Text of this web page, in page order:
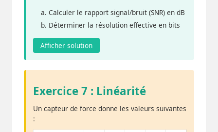
Calculer le rapport signal/bruit (SNR) en dB
Déterminer la résolution effective en bits
Afficher solution
Exercice 7 : Linéarité
Un capteur de force donne les valeurs suivantes
: